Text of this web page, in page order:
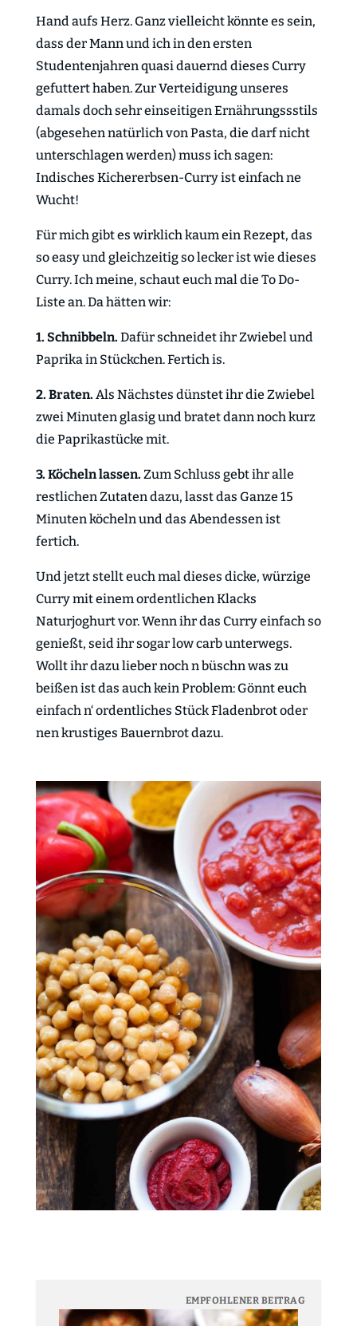
Hand aufs Herz. Ganz vielleicht könnte es sein,
dass der Mann und ich in den ersten
Studentenjahren quasi dauernd dieses Curry
gefuttert haben. Zur Verteidigung unseres
damals doch sehr einseitigen Ernährungssstils
(abgesehen natürlich von Pasta, die darf nicht
unterschlagen werden) muss ich sagen:
Indisches Kichererbsen-Curry ist einfach ne
Wucht!
Für mich gibt es wirklich kaum ein Rezept, das
so easy und gleichzeitig so lecker ist wie dieses
Curry. Ich meine, schaut euch mal die To Do-
Liste an. Da hätten wir:
1. Schnibbeln. Dafür schneidet ihr Zwiebel und
Paprika in Stückchen. Fertich is.
2. Braten. Als Nächstes dünstet ihr die Zwiebel
zwei Minuten glasig und bratet dann noch kurz
die Paprikastücke mit.
3. Köcheln lassen. Zum Schluss gebt ihr alle
restlichen Zutaten dazu, lasst das Ganze 15
Minuten köcheln und das Abendessen ist
fertich.
Und jetzt stellt euch mal dieses dicke, würzige
Curry mit einem ordentlichen Klacks
Naturjoghurt vor. Wenn ihr das Curry einfach so
genießt, seid ihr sogar low carb unterwegs.
Wollt ihr dazu lieber noch n büschn was zu
beißen ist das auch kein Problem: Gönnt euch
einfach n‘ ordentliches Stück Fladenbrot oder
nen krustiges Bauernbrot dazu.
EMPFOHLENER BEITRAG